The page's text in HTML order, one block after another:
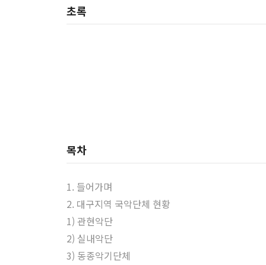
초록
목차
1. 들어가며
2. 대구지역 국악단체 현황
1) 관현악단
2) 실내악단
3) 동종악기단체